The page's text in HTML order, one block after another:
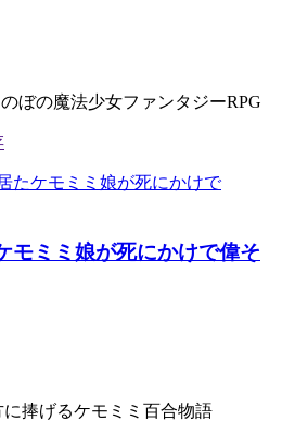
ぼの魔法少女ファンタジーRPG
モミミ娘が死にかけで偉そ
捧げるケモミミ百合物語